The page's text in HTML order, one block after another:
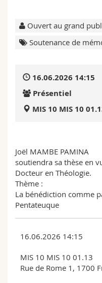
Formation continue
Lettres et sciences
Sciences et médecine
Médias
Collaborateurs
Plan d'accès
Webmail
MyUnifr
Ouvert au grand
Soutenance de
16.06.2026 14:15
Présentiel
MIS 10 MIS 10
Joël MAMBE PAMINA
soutiendra sa thèse en
Docteur en Théologie.
Thème :
La bénédiction comme
Pentateuque
16.06.2026 14:15
MIS 10 MIS 10 01.13
Rue de Rome 1, 1700